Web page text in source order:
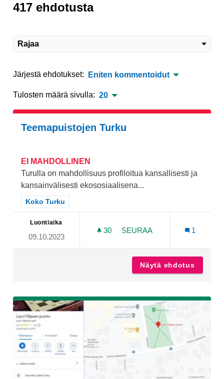
417 ehdotusta
Rajaa
Järjestä ehdotukset: Eniten kommentoidut
Tulosten määrä sivulla: 20
Teemapuistojen Turku
EI MAHDOLLINEN
Turulla on mahdollisuus profiloitua kansallisesti ja
kansainvälisesti ekososiaalisena...
Rajaa tulokset teeman mukaan: Koko Turku
Koko Turku
Luontiaika
09.10.2023
30 30 SEURAAJAA
SEURAA
1
Näytä ehdotus